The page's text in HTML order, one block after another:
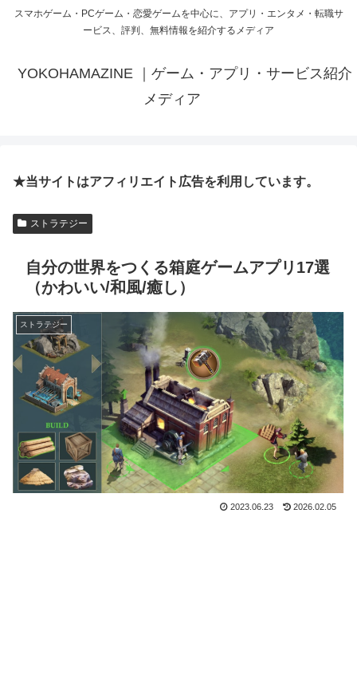
スマホゲーム・PCゲーム・恋愛ゲームを中心に、アプリ・エンタメ・転職サ
ービス、評判、無料情報を紹介するメディア
YOKOHAMAZINE ｜ゲーム・アプリ・サービス紹介
メディア
★当サイトはアフィリエイト広告を利用しています。
ストラテジー
自分の世界をつくる箱庭ゲームアプリ17選
（かわいい/和風/癒し）
ストラテジー
2023.06.23 2026.02.05